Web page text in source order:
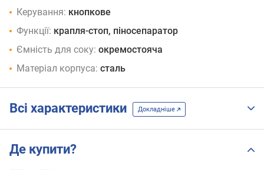
Керування: кнопкове
Функції: крапля-стоп, піносепаратор
Ємність для соку: окремостояча
Матеріал корпуса: сталь
Всі характеристики Докладніше
Де купити?